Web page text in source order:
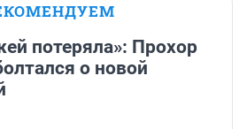
потеряла»: Прохор
о новой